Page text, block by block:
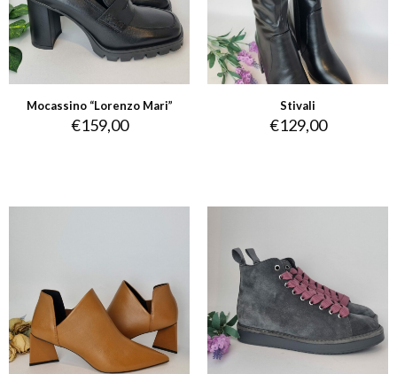
Mocassino “Lorenzo Mari”
€159,00
Stivali
€129,00